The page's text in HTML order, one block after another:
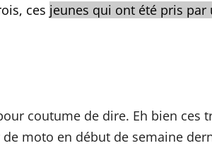
ces jeunes qui ont été pris
coutume de dire. Eh bien ces
moto en début de semaine